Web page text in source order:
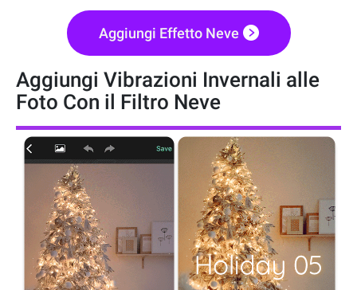
Aggiungi Effetto Neve
Aggiungi Vibrazioni Invernali alle
Foto Con il Filtro Neve